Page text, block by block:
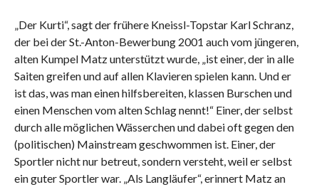
„Der Kurti“, sagt der frühere Kneissl-Topstar Karl Schranz,
der bei der St.-Anton-Bewerbung 2001 auch vom jüngeren,
alten Kumpel Matz unterstützt wurde, „ist einer, der in alle
Saiten greifen und auf allen Klavieren spielen kann. Und er
ist das, was man einen hilfsbereiten, klassen Burschen und
einen Menschen vom alten Schlag nennt!“ Einer, der selbst
durch alle möglichen Wässerchen und dabei oft gegen den
(politischen) Mainstream geschwommen ist. Einer, der
Sportler nicht nur betreut, sondern versteht, weil er selbst
ein guter Sportler war. „Als Langläufer“, erinnert Matz an